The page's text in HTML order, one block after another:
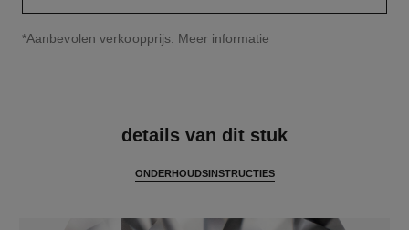
↩
*Aanbevolen verkoopprijs. Meer informatie
details van dit stuk
ONDERHOUDSINSTRUCTIES